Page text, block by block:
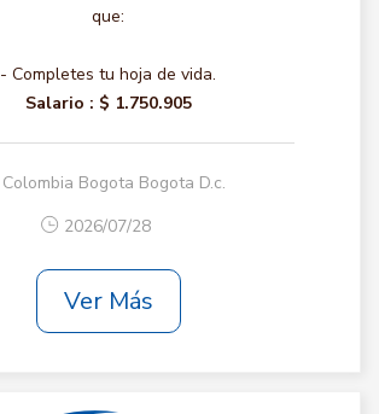
que:
- Completes tu hoja de vida.
Salario : $ 1.750.905
Colombia Bogota Bogota D.c.
2026/07/28
Ver Más